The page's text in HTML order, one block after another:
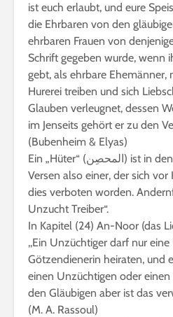
ist euch erlaubt, und eure
die Ehrbaren von den
ehrbaren Frauen von
Schrift gegeben wurde, wenn
gebt, als ehrbare Ehemänner,
Hurerei treiben und sich
Glauben verleugnet, dessen
im Jenseits gehört er zu den
(Bubenheim & Elyas)
Ein „Hüter“ (المحصِن) ist in den zwei oben erwähnten
Versen also einer, der sich
dies verboten worden.
Unzucht Treiber“.
In Kapitel (24) An-Noor (das
,,Ein Unzüchtiger darf nur
Götzendienerin heiraten, und
einen Unzüchtigen oder
den Gläubigen aber ist das
(M. A. Rassoul)